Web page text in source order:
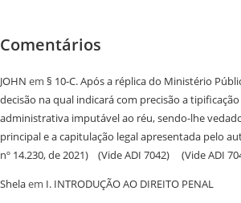
Comentários
JOHN em § 10-C. Após a réplica do Ministério
decisão na qual indicará com precisão a
administrativa imputável ao réu, sendo-lhe
principal e a capitulação legal apresentada
nº 14.230, de 2021) (Vide ADI 7042) (Vide ADI
Shelaem I. INTRODUÇÃO AO DIREITO PENAL